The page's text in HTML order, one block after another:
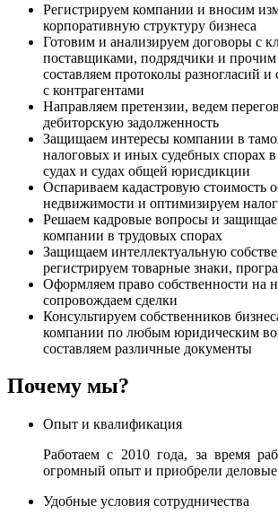
Регистрируем компании и вносим
корпоративную структуру бизнеса
Готовим и анализируем договоры с
поставщиками, подрядчики и прочим
составляем протоколы разногласий и
с контрагентами
Направляем претензии, ведем
дебиторскую задолженность
Защищаем интересы компании в
налоговых и иных судебных спорах
судах и судах общей юрисдикции
Оспариваем кадастровую стоимость
недвижимости и оптимизируем
Решаем кадровые вопросы и
компании в трудовых спорах
Защищаем интеллектуальную
регистрируем товарные знаки,
Оформляем право собственности на
сопровождаем сделки
Консультируем собственников
компании по любым юридическим
составляем различные документы
Почему мы?
Опыт и квалификация
Работаем с 2010 года, за время
огромный опыт и приобрели деловые
Удобные условия сотрудничества